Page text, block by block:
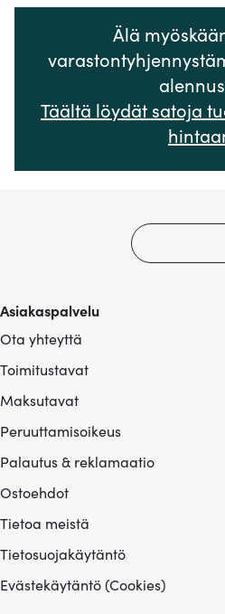
Älä
Täältä löydät satoja
Asiakaspalvelu
Ota yhteyttä
Toimitustavat
Maksutavat
Peruuttamisoikeus
Palautus & reklamaatio
Ostoehdot
Tietoa meistä
Tietosuojakäytäntö
Evästekäytäntö (Cookies)